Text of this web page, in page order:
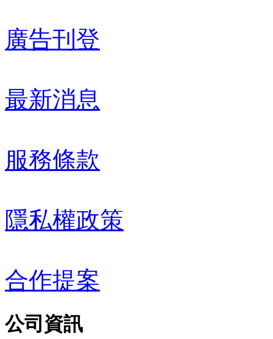
廣告刊登
最新消息
服務條款
隱私權政策
合作提案
公司資訊